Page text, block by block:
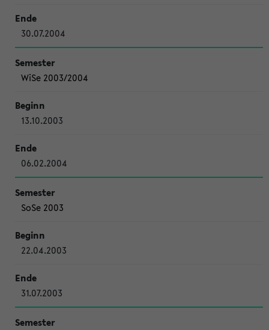
30.07.2004
WiSe 2003/2004
13.10.2003
06.02.2004
SoSe 2003
22.04.2003
31.07.2003